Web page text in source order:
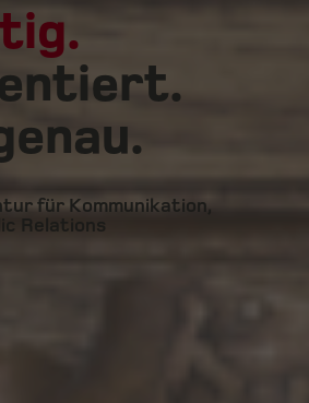
für Kommunikation,
Relations